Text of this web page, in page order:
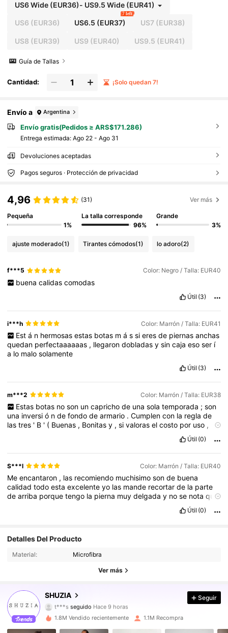
US6 Wide(EUR36)- US9.5 Wide (EUR41)
US6 (EUR36) US6.5 (EUR37)
7 left
US7(EUR38)
US8 (EUR39) US9 (EUR40) US9.5 (EUR41)
Guía de Tallas
Cantidad: ¡Solo quedan 7!
Envío a Argentina
Envío gratis(Pedidos ≥ ARS$171.286)
Entrega estimada: Ago 22 - Ago 31
Devoluciones aceptadas
Pagos seguros · Protección de privacidad
4,96 (31) Ver más
Pequeña
1%
La talla corresponde
96%
Grande
3%
ajuste moderado(1) Tirantes cómodos(1) lo adoro(2)
f***5 Color: Negro / Talla: EUR40
buena calidas comodas
Útil (3)
i***h Color: Marrón / Talla: EUR41
Est á n hermosas estas botas m á s si eres de piernas anchas
quedan perfectaaaaaas , llegarondobladasysincajaesoser í
a lo malosolamente
Útil (3)
m***2 Color: Marrón / Talla: EUR38
Estas botas no son un capricho de una sola temporada ; son
una inversió ndefondodearmario .Cumplencon la reglade
lastres ' B ' ( Buenas , Bonitasy ,sivaloraselcosto por uso ,
que
cualquierocasió
,
nolopiensesmás.Lasatisfacciónestágarantizada.
Útil (0)
S***l Color: Marrón / Talla: EUR40
Meencantaron , las recomiendo muchisimosonde buena
calidadtodoestaexcelenteyo las mande recortarde la parte
dearriba porquetengo la pierna muydelgaday nose notaque
Útil (0)
Detalles Del Producto
Material: Microfibra
Ver más
SHUZIA
4,90 772K Seguidores
772K Seguidores
4,90
t***s seguido Hace 9 horas
4,90
Seguir
1.8M Vendido recientemente 1.1M Recompra